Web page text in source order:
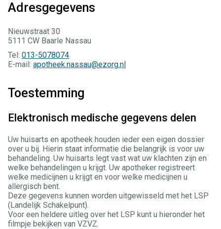
Toestemming
Elektronisch medische gegevens delen
Uw huisarts en apotheek houden ieder een eigen dossier
over u bij. Hierin staat informatie die belangrijk is voor uw
behandeling. Uw huisarts legt vast wat uw klachten zijn en
welke behandelingen u krijgt. Uw apotheker registreert
welke medicijnen u krijgt en voor welke medicijnen u
allergisch bent.
Deze gegevens kunnen worden uitgewisseld met het LSP
(Landelijk Schakelpunt).
Voor een heldere uitleg over het LSP kunt u hieronder het
filmpje bekijken van VZVZ.
Adresgegevens
Nieuwstraat 30
5111 CW Baarle Nassau
Tel: 013-5078074
E-mail: apotheek.nassau@ezorg.nl